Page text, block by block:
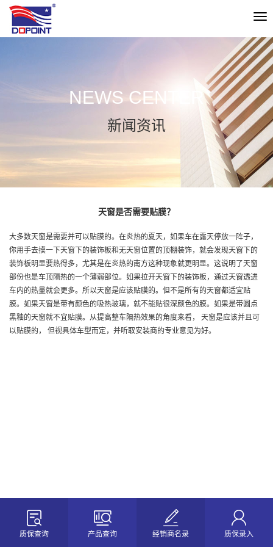
切
导
航
NEWS CENTER
新闻资讯
天窗是否需要贴膜？
大多数天窗是需要并可以贴膜的。在炎热的夏天，如果车在露天停放一阵子，
你用手去摸一下天窗下的装饰板和无天窗位置的顶棚装饰，就会发现天窗下的
装饰板明显要热得多，尤其是在炎热的南方这种现象就更明显。这说明了天窗
部份也是车顶隔热的一个薄弱部位。如果拉开天窗下的装饰板，通过天窗透进
车内的热量就会更多。所以天窗是应该贴膜的。但不是所有的天窗都适宜贴
膜。如果天窗是带有颜色的吸热玻璃，就不能贴很深颜色的膜。如果是带圆点
黑釉的天窗就不宜贴膜。从提高整车隔热效果的角度来看， 天窗是应该并且可
以贴膜的， 但视具体车型而定，并听取安装商的专业意见为好。
质保查询 产品查询 经销商名录 质保录入